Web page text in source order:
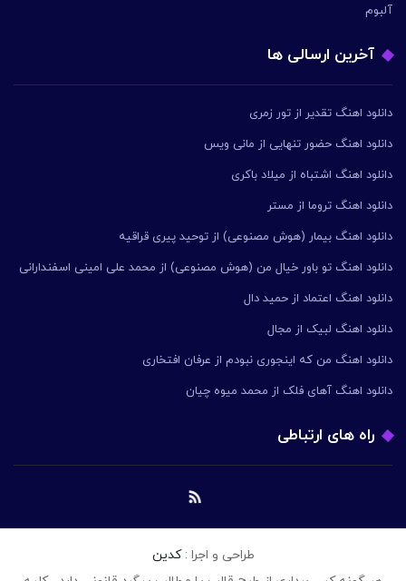
آلبوم
آخرین ارسالی ها
دانلود اهنگ تقدیر از تور زمری
دانلود اهنگ حضور تنهایی از مانی ویس
دانلود اهنگ اشتباه از میلاد باکری
دانلود اهنگ تروما از مستر
دانلود اهنگ بیمار (هوش مصنوعی) از توحید پیری قراقیه
دانلود اهنگ تو باور خیال من (هوش مصنوعی) از محمد علی امینی اسفندارانی
دانلود اهنگ اعتماد از حمید دال
دانلود اهنگ لبیک از مجال
دانلود اهنگ من که اینجوری نبودم از عرفان افتخاری
دانلود اهنگ آهای فلک از محمد میوه چیان
راه های ارتباطی
طراحی و اجرا :کدین